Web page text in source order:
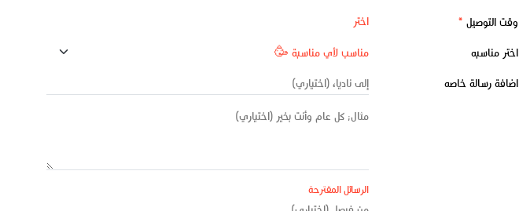
وقت التوصيل *
اختر مناسبه
اضافة رسالة خاصه
الرسائل المقترحة